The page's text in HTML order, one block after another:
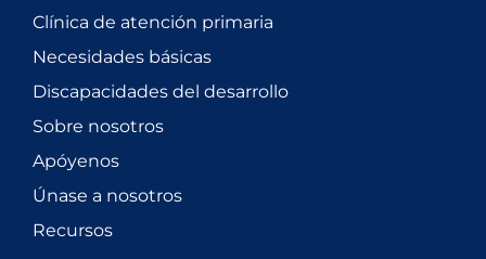
Clínica de atención primaria
Necesidades básicas
Discapacidades del desarrollo
Sobre nosotros
Apóyenos
Únase a nosotros
Recursos